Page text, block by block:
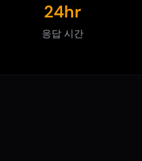
24hr
응답 시간